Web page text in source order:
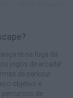
te na fuga da
jogos de arcada!
de parkour
objetivo é
de